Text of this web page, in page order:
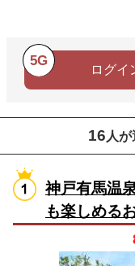
5G
ログイ
16 人
神戸有馬温
も楽しめる